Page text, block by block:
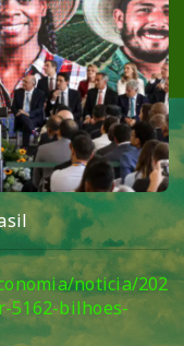
noticia/
5162-bilhoes-